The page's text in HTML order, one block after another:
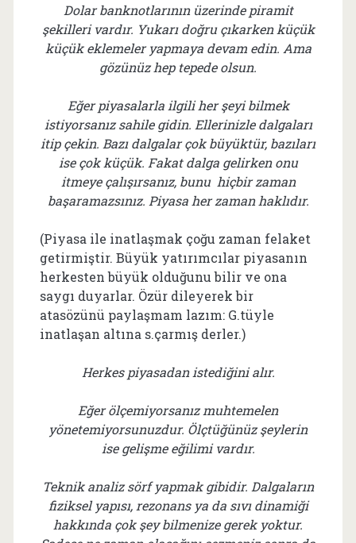
Dolar banknotlarının üzerinde piramit
şekilleri vardır. Yukarı doğru çıkarken küçük
küçük eklemeler yapmaya devam edin. Ama
gözünüz hep tepede olsun.
Eğer piyasalarla ilgili her şeyi bilmek
istiyorsanız sahile gidin. Ellerinizle dalgaları
itip çekin. Bazı dalgalar çok büyüktür, bazıları
ise çok küçük. Fakat dalga gelirken onu
itmeye çalışırsanız, bunu hiçbir zaman
başaramazsınız. Piyasa her zaman haklıdır.
(Piyasa ile inatlaşmak çoğu zaman felaket
getirmiştir. Büyük yatırımcılar piyasanın
herkesten büyük olduğunu bilir ve ona
saygı duyarlar. Özür dileyerek bir
atasözünü paylaşmam lazım: G.tüyle
inatlaşan altına s.çarmış derler.)
Herkes piyasadan istediğini alır.
Eğer ölçemiyorsanız muhtemelen
yönetemiyorsunuzdur. Ölçtüğünüz şeylerin
ise gelişme eğilimi vardır.
Teknik analiz sörf yapmak gibidir. Dalgaların
fiziksel yapısı, rezonans ya da sıvı dinamiği
hakkında çok şey bilmenize gerek yoktur.